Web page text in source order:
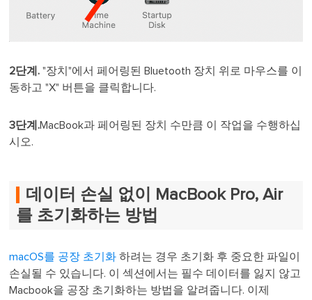
2단계. "장치"에서 페어링된 Bluetooth 장치 위로 마우스를 이
동하고 "X" 버튼을 클릭합니다.
3단계.MacBook과 페어링된 장치 수만큼 이 작업을 수행하십
시오.
데이터 손실 없이 MacBook Pro, Air
를 초기화하는 방법
macOS를 공장 초기화 하려는 경우 초기화 후 중요한 파일이
손실될 수 있습니다. 이 섹션에서는 필수 데이터를 잃지 않고
Macbook을 공장 초기화하는 방법을 알려줍니다. 이제